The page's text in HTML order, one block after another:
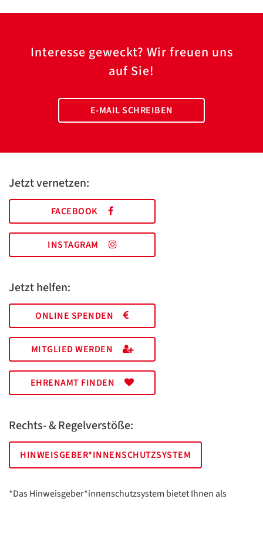
Interesse geweckt? Wir freuen uns
auf Sie!
E-MAIL SCHREIBEN
Jetzt vernetzen:
FACEBOOK
INSTAGRAM
Jetzt helfen:
ONLINE SPENDEN
MITGLIED WERDEN
EHRENAMT FINDEN
Rechts- & Regelverstöße:
HINWEISGEBER*INNENSCHUTZSYSTEM
*Das Hinweisgeber*innenschutzsystem bietet Ihnen als